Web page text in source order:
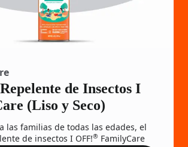
de Insectos I
(Liso y Seco)
las familias de todas las edades, el
de insectos I OFF!® FamilyCare